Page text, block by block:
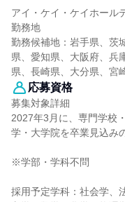
アイ・ケイ・ケイホール
勤務地
勤務候補地：岩手県、茨
県、愛知県、大阪府、兵
県、長崎県、大分県、宮
応募資格
募集対象詳細
2027年3月に、専門学校
学・大学院を卒業見込み
※学部・学科不問
採用予定学科：社会学、